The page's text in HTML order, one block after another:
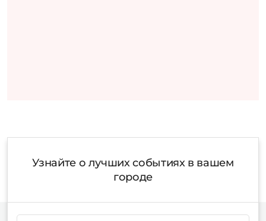
Узнайте о лучших событиях в вашем
городе